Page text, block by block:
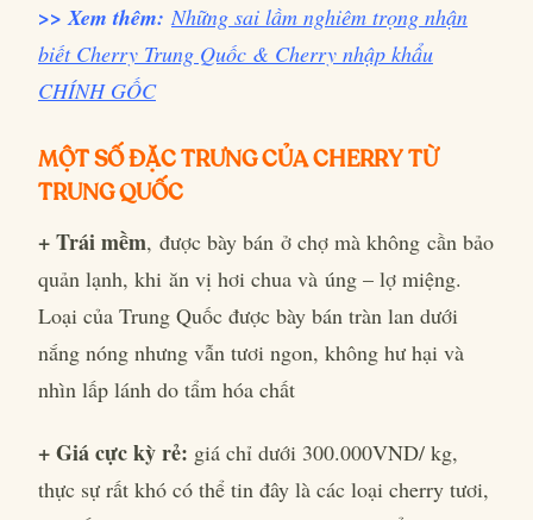
>> Xem thêm:Những sai lầm nghiêm trọng nhận
biết Cherry Trung Quốc & Cherry nhập khẩu
CHÍNH GỐC
MỘT SỐ ĐẶC TRƯNG CỦA CHERRY TỪ
TRUNG QUỐC
+ Trái mềm, được bày bán ở chợ mà không cần bảo
quản lạnh, khi ăn vị hơi chua và úng – lợ miệng.
Loại của Trung Quốc được bày bán tràn lan dưới
nắng nóng nhưng vẫn tươi ngon, không hư hại và
nhìn lấp lánh do tẩm hóa chất
+ Giá cực kỳ rẻ: giá chỉ dưới 300.000VND/ kg,
thực sự rất khó có thể tin đây là các loại cherry tươi,